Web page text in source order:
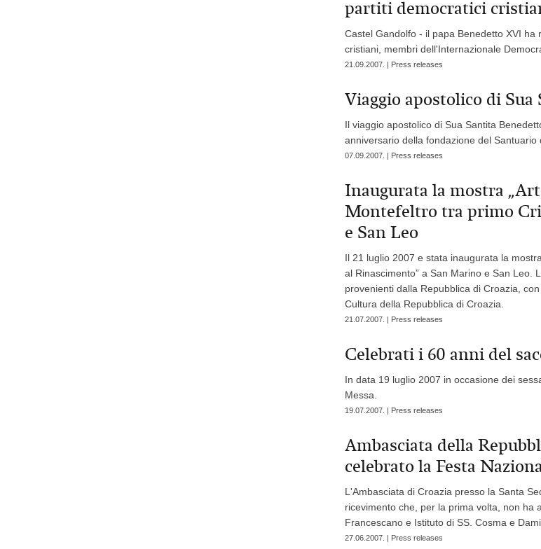
partiti democratici
Castel Gandolfo - il papa Benedetto XVI
cristiani, membri dell'Internazionale
21.09.2007. | Press releases
Viaggio apostolico di
Il viaggio apostolico di Sua Santita
anniversario della fondazione del Santuario
07.09.2007. | Press releases
Inaugurata la mostra
Montefeltro tra primo
e San Leo
Il 21 luglio 2007 e stata inaugurata la
al Rinascimento” a San Marino e San Leo.
provenienti dalla Repubblica di Croazia,
Cultura della Repubblica di Croazia.
21.07.2007. | Press releases
Celebrati i 60 anni del
In data 19 luglio 2007 in occasione dei
Messa.
19.07.2007. | Press releases
Ambasciata della
celebrato la Festa
L'Ambasciata di Croazia presso la Santa
ricevimento che, per la prima volta, non ha
Francescano e Istituto di SS. Cosma e
27.06.2007. | Press releases